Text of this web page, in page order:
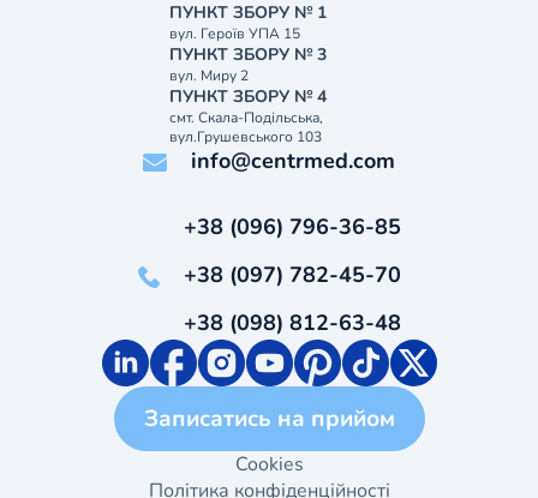
ПУНКТ ЗБОРУ № 1
вул. Героїв УПА 15
ПУНКТ ЗБОРУ № 3
вул. Миру 2
ПУНКТ ЗБОРУ № 4
смт. Скала-Подільська,
вул.Грушевського 103
info@centrmed.com
+38 (096) 796-36-85
+38 (097) 782-45-70
+38 (098) 812-63-48
Записатись на прийом
Cookies
Політика конфіденційності